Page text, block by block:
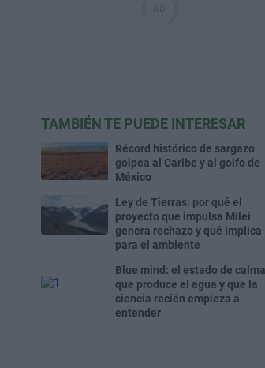
TAMBIÉN TE PUEDE INTERESAR
Récord histórico de sargazo
golpea al Caribe y al golfo de
México
Ley de Tierras: por qué el
proyecto que impulsa Milei
genera rechazo y qué implica
para el ambiente
Blue mind: el estado de calma
que produce el agua y que la
ciencia recién empieza a
entender